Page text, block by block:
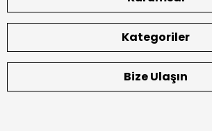
Kategoriler
Bize Ulaşın